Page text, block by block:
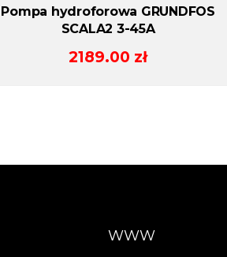
Pompa hydroforowa GRUNDFOS
SCALA2 3-45A
2189.00 zł
WWW